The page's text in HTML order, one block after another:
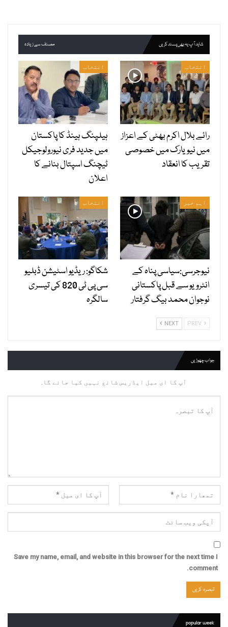
شاید آپ یہ بھی پسند کریں مصنف سے زیادہ
انتخاب
رائے بلال اکرم بھٹی کے اعزاز
میں نیویارک میں خصوصی
تقریب کا انعقاد
انتخاب
ہیلپنگ ہینڈ کا پاکستان
میں جدید فری نیورولوجیکل
ٹیچنگ اسپتال بنانے کا
اعلان
اہم خبر
نیوجرسی:سیاسی پناہ کے
انٹرویو سے قبل پاکستانی
نوجوان محمد بیگ گرفتار
انتخاب
شکاگو: ریڈیو اسٹیشن ڈبلیو
سی پی ٹی 820 کی تیسری
سالگرہ
NEXT
جواب چھوڑیں
آپ کا ای میل ایڈریس شائع نہیں کیا جائے گا.
Save my name, email, and website in this browser for the next time I
comment.
popular week